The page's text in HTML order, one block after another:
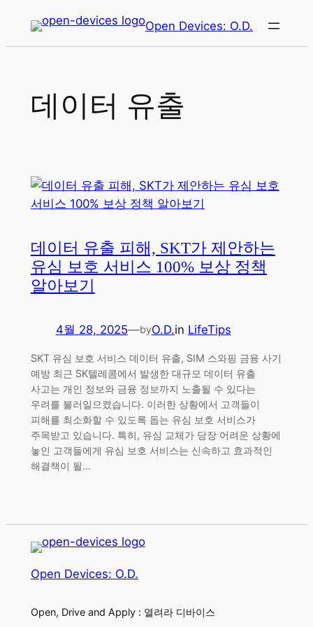
츠
Open Devices: O.D.
데이터 유출
데이터 유출 피해, SKT가 제안하는
유심 보호 서비스 100% 보상 정책
알아보기
4월 28, 2025—byO.D.in LifeTips
SKT 유심 보호 서비스 데이터 유출, SIM 스와핑 금융 사기
예방 최근 SK텔레콤에서 발생한 대규모 데이터 유출
사고는 개인 정보와 금융 정보까지 노출될 수 있다는
우려를 불러일으켰습니다. 이러한 상황에서 고객들이
피해를 최소화할 수 있도록 돕는 유심 보호 서비스가
주목받고 있습니다. 특히, 유심 교체가 당장 어려운 상황에
놓인 고객들에게 유심 보호 서비스는 신속하고 효과적인
해결책이 될…
Open Devices: O.D.
Open, Drive and Apply : 열려라 디바이스